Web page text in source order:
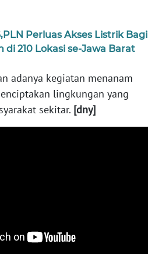
Perluas Akses Listrik Bagi
di 210 Lokasi se-Jawa Barat
adanya kegiatan menanam
lingkungan yang
sekitar. [dny]